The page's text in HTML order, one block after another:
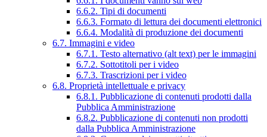
6.6.2. Tipi di documenti
6.6.3. Formato di lettura dei documenti elettronici
6.6.4. Modalità di produzione dei documenti
6.7. Immagini e video
6.7.1. Testo alternativo (alt text) per le immagini
6.7.2. Sottotitoli per i video
6.7.3. Trascrizioni per i video
6.8. Proprietà intellettuale e privacy
6.8.1. Pubblicazione di contenuti prodotti dalla
Pubblica Amministrazione
6.8.2. Pubblicazione di contenuti non prodotti
dalla Pubblica Amministrazione